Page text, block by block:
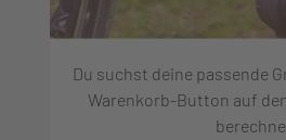
Du suchst deine passende
Warenkorb-Button auf